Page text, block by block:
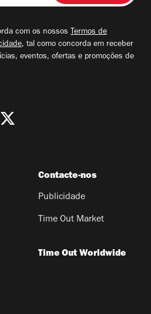
com os nossos Termos de
, tal como concorda em receber
eventos, ofertas e promoções de
Contacte-nos
Publicidade
Time Out Market
Time Out Worldwide